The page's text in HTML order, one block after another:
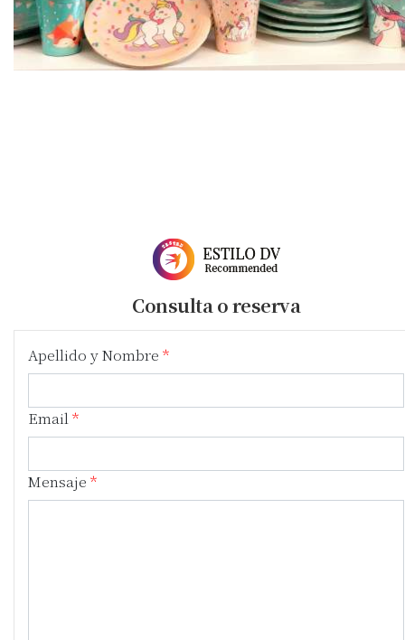
Consulta o reserva
Apellido y Nombre
Email
Mensaje